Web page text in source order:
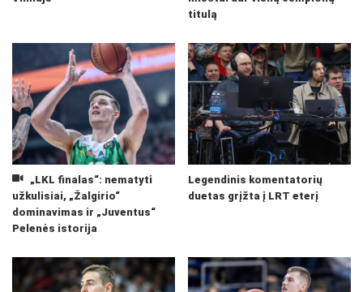
titulą
„LKL finalas“: nematyti
užkulisiai, „Žalgirio“
dominavimas ir „Juventus“
Pelenės istorija
Legendinis komentatorių
duetas grįžta į LRT eterį